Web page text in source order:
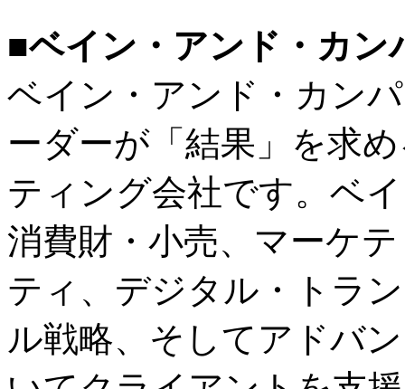
■ベイン・アンド・カン
ベイン・アンド・カン
ーダーが「結果」を求
ティング会社です。ベ
消費財・小売、マーケ
ティ、デジタル・トラ
ル戦略、そしてアドバ